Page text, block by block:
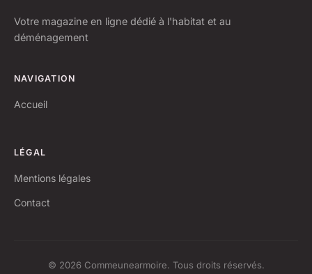
Votre magazine en ligne dédié à l'habitat et au
déménagement
NAVIGATION
Accueil
LÉGAL
Mentions légales
Contact
© 2026 Commeunearmoire. Tous droits réservés.